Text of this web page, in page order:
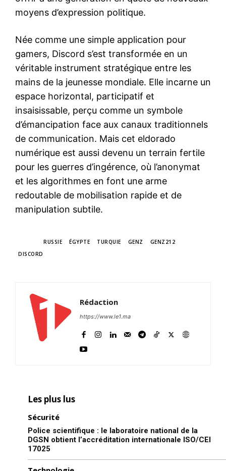
moyens d’expression politique.
Née comme une simple application pour
gamers, Discord s’est transformée en un
véritable instrument stratégique entre les
mains de la jeunesse mondiale. Elle incarne un
espace horizontal, participatif et
insaisissable, perçu comme un symbole
d’émancipation face aux canaux traditionnels
de communication. Mais cet eldorado
numérique est aussi devenu un terrain fertile
pour les guerres d’ingérence, où l’anonymat
et les algorithmes en font une arme
redoutable de mobilisation rapide et de
manipulation subtile.
RUSSIE ÉGYPTE TURQUIE GENZ
GENZ212
DISCORD
Rédaction
https://www.le1.ma
Les plus lus
Sécurité
Police scientifique : le laboratoire national de la
DGSN obtient l’accréditation internationale ISO/CEI
17025